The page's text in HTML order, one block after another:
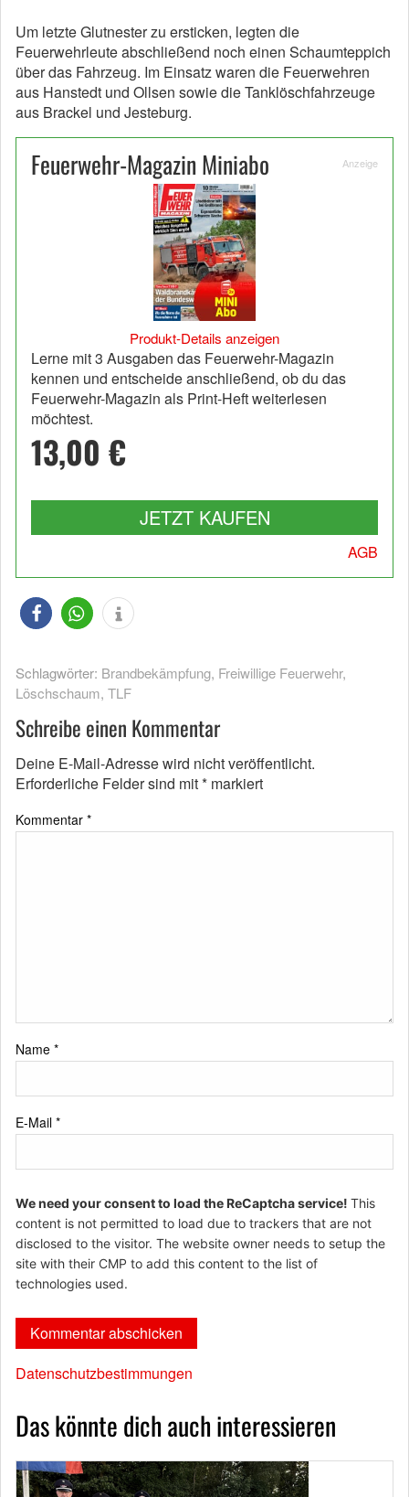
Um letzte Glutnester zu ersticken, legten die
Feuerwehrleute abschließend noch einen Schaumteppich
über das Fahrzeug. Im Einsatz waren die Feuerwehren
aus Hanstedt und Ollsen sowie die Tanklöschfahrzeuge
aus Brackel und Jesteburg.
Feuerwehr-Magazin Miniabo Anzeige
Produkt-Details anzeigen
Lerne mit 3 Ausgaben das Feuerwehr-Magazin
kennen und entscheide anschließend, ob du das
Feuerwehr-Magazin als Print-Heft weiterlesen
möchtest.
13,00 €
JETZT KAUFEN
AGB
Schlagwörter: Brandbekämpfung, Freiwillige Feuerwehr,
Löschschaum, TLF
Schreibe einen Kommentar
Deine E-Mail-Adresse wird nicht veröffentlicht.
Erforderliche Felder sind mit* markiert
Kommentar *
Name *
E-Mail *
We need your consent to load the ReCaptcha service! This
content is not permitted to load due to trackers that are not
disclosed to the visitor. The website owner needs to setup the
site with their CMP to add this content to the list of
technologies used.
Datenschutzbestimmungen
Das könnte dich auch interessieren